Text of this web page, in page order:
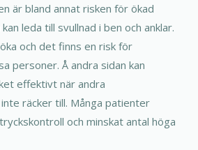
är bland annat risken för ökad
leda till svullnad i ben och anklar.
och det finns en risk för
personer. Å andra sidan kan
effektivt när andra
räcker till. Många patienter
och minskat antal höga